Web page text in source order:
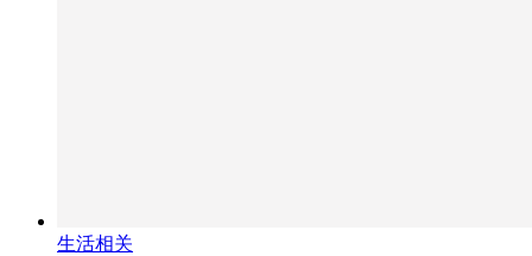
生活相关